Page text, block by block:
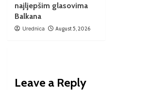
najljepšim glasovima
Balkana
Urednica August 5, 2026
Leave a Reply